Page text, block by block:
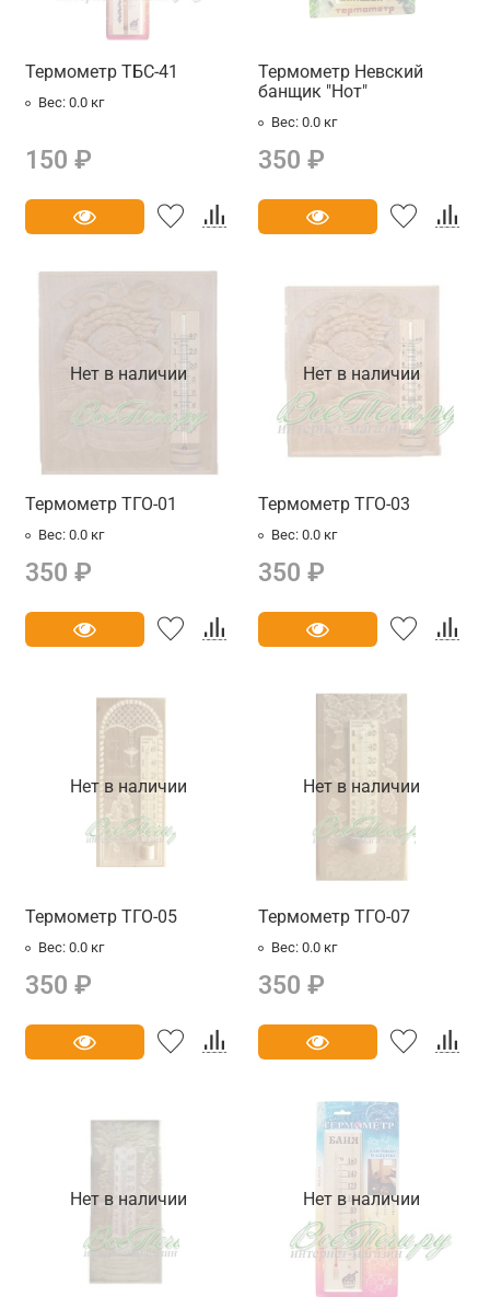
Термометр ТБС-41
Вес: 0.0 кг
150 ₽
Термометр Невский
банщик "Нот"
Вес: 0.0 кг
350 ₽
Нет в наличии
Термометр ТГО-01
Вес: 0.0 кг
350 ₽
Нет в наличии
Термометр ТГО-03
Вес: 0.0 кг
350 ₽
Нет в наличии
Термометр ТГО-05
Вес: 0.0 кг
350 ₽
Нет в наличии
Термометр ТГО-07
Вес: 0.0 кг
350 ₽
Нет в наличии Нет в наличии